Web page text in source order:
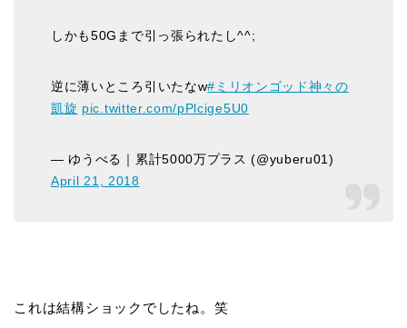
しかも50Gまで引っ張られたし^^;
逆に薄いところ引いたなw#ミリオンゴッド神々の
凱旋 pic.twitter.com/pPlcige5U0
— ゆうべる｜累計5000万プラス (@yuberu01)
April 21, 2018
これは結構ショックでしたね。笑